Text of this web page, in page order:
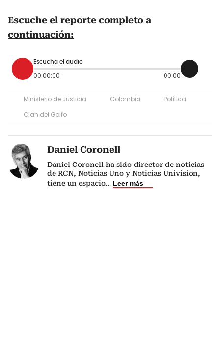
Escuche el reporte completo a
continuación:
Escucha el audio
00:00:00 00:00
Ministerio de Justicia Colombia
Política
Clan del Golfo
Daniel Coronell
Daniel Coronell ha sido director de noticias
de RCN, Noticias Uno y Noticias Univision,
tiene un espacio... Leer más